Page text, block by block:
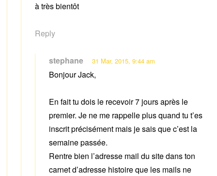
à très bientôt
Reply
stephane 31 Mar, 2015, 9:44 am
Bonjour Jack,
En fait tu dois le recevoir 7 jours après le
premier. Je ne me rappelle plus quand tu t’es
inscrit précisément mais je sais que c’est la
semaine passée.
Rentre bien l’adresse mail du site dans ton
carnet d’adresse histoire que les mails ne